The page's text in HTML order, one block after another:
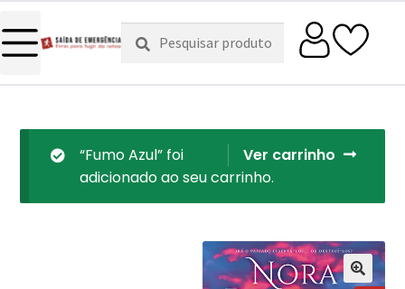
Pesquisar
por:
Pesquisa
Ver carrinho
“Fumo Azul” foi
adicionado ao seu carrinho.